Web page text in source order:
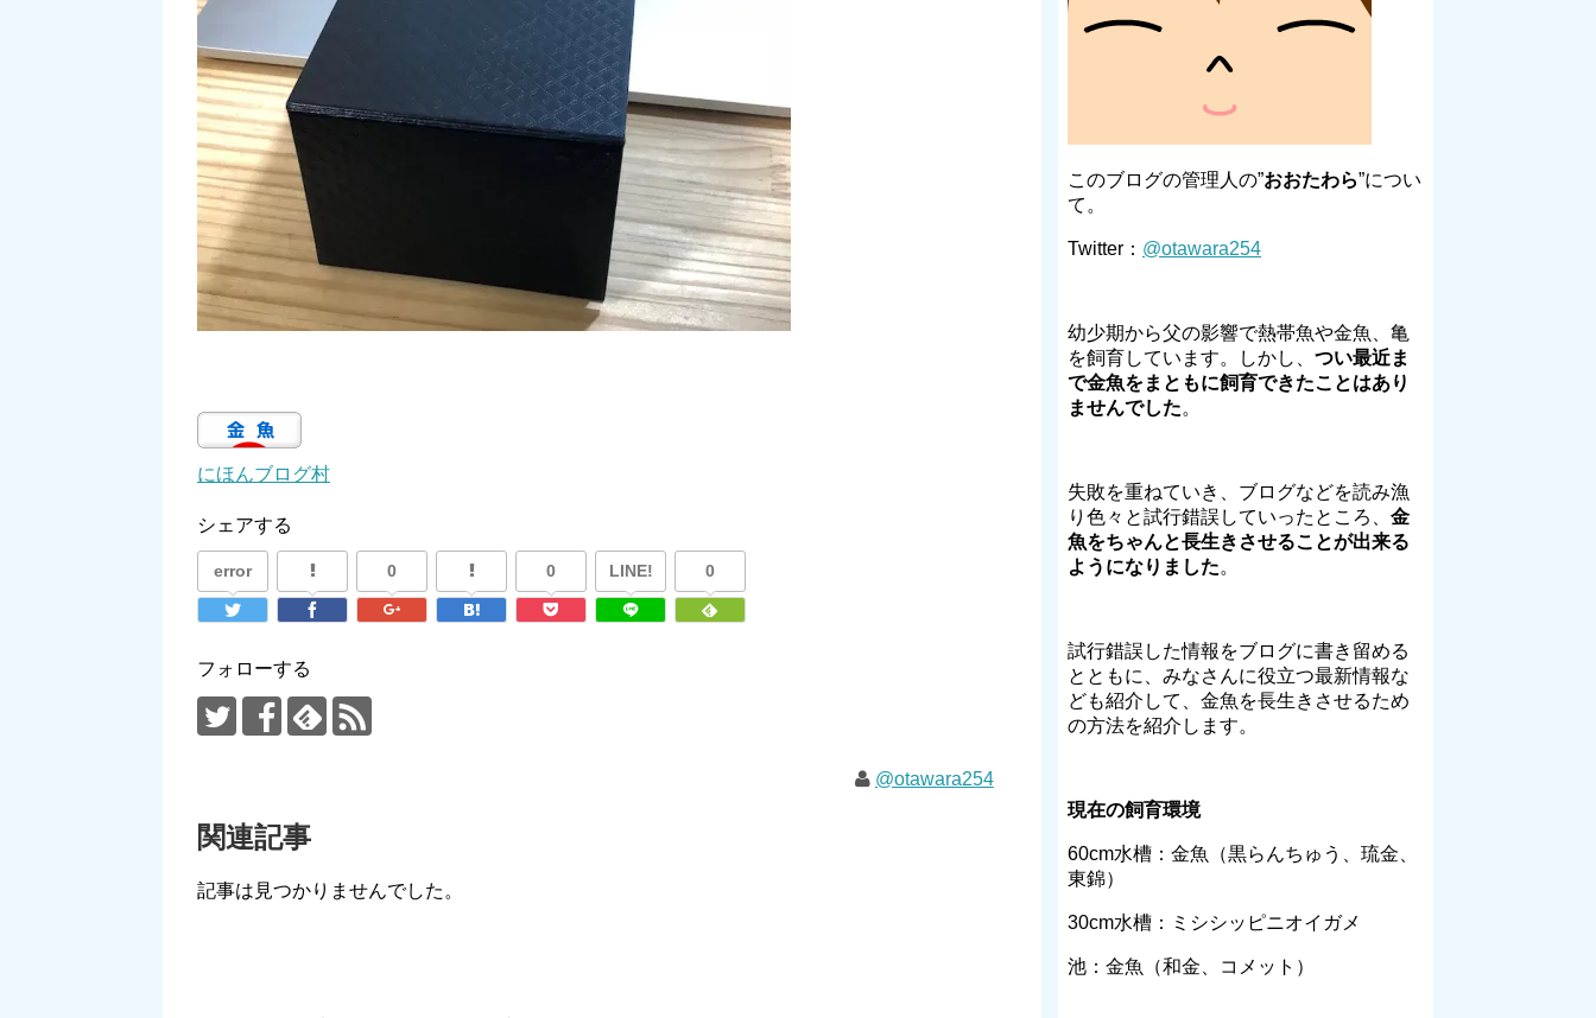
にほんブログ村
シェアする
error 0 0 LINE! 0
フォローする
@otawara254
関連記事
記事は見つかりませんでした。
このブログの管理人の”おおたわら”につい
て。
Twitter： @otawara254
幼少期から父の影響で熱帯魚や金魚、亀
を飼育しています。しかし、 つい最近ま
で金魚をまともに飼育できたことはあり
ませんでした。
失敗を重ねていき、ブログなどを読み漁
り色々と試行錯誤していったところ、 金
魚をちゃんと長生きさせることが出来る
ようになりました。
試行錯誤した情報をブログに書き留める
とともに、みなさんに役立つ最新情報な
ども紹介して、金魚を長生きさせるため
の方法を紹介します。
現在の飼育環境
60cm水槽：金魚（黒らんちゅう、琉金、
東錦）
30cm水槽：ミシシッピニオイガメ
池：金魚（和金、コメット）